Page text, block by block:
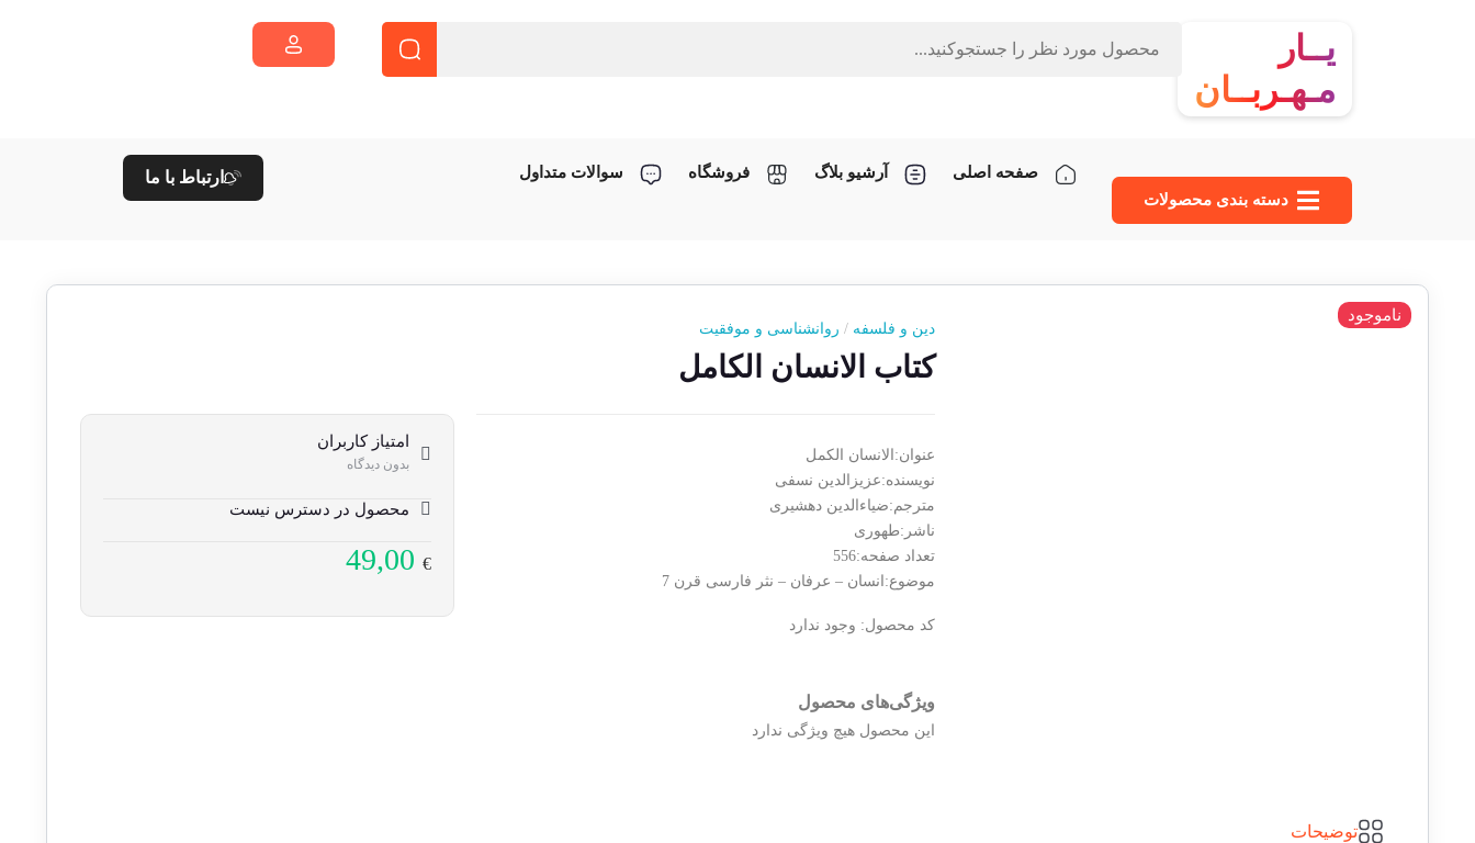
یــار
مـهـربــان
دسته‌ بندی محصولات
صفحه اصلی آرشیو بلاگ فروشگاه سوالات متداول ارتباط با ما
دین و فلسفه / روانشناسی و موفقیت
کتاب الانسان الکامل
عنوان:الانسان الکمل
نویسنده:عزیزالدین نسفی
مترجم:ضیاءالدین دهشیری
ناشر:طهوری
تعداد صفحه:556
موضوع:انسان – عرفان – نثر فارسی قرن 7
کد محصول: وجود ندارد
ویژگی‌های محصول
این محصول هیچ ویژگی ندارد
امتیاز کاربران
بدون دیدگاه
محصول در دسترس نیست
49,00€
ناموجود
توضیحات